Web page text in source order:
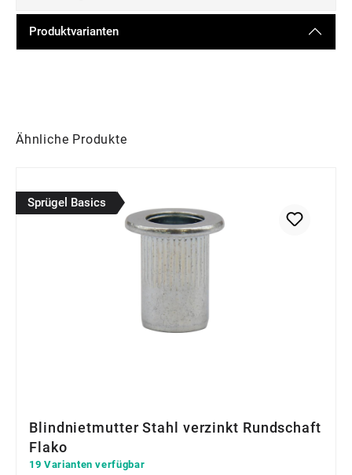
Produktvarianten
Produktgalerie überspringen
Ähnliche Produkte
Sprügel Basics
Blindnietmutter Stahl verzinkt Rundschaft
Flako
19 Varianten verfügbar